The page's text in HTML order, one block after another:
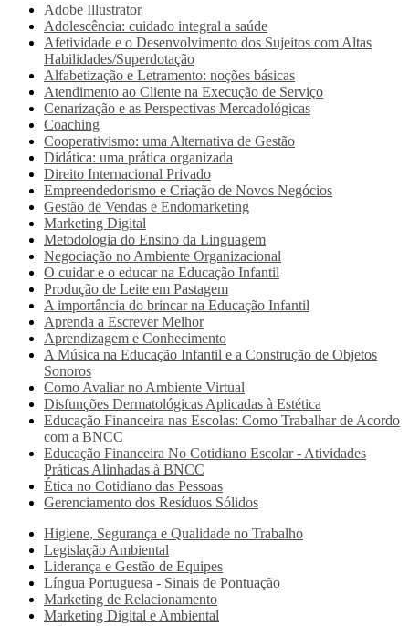
Adobe Illustrator
Adolescência: cuidado integral a saúde
Afetividade e o Desenvolvimento dos Sujeitos com Altas
Habilidades/Superdotação
Alfabetização e Letramento: noções básicas
Atendimento ao Cliente na Execução de Serviço
Cenarização e as Perspectivas Mercadológicas
Coaching
Cooperativismo: uma Alternativa de Gestão
Didática: uma prática organizada
Direito Internacional Privado
Empreendedorismo e Criação de Novos Negócios
Gestão de Vendas e Endomarketing
Marketing Digital
Metodologia do Ensino da Linguagem
Negociação no Ambiente Organizacional
O cuidar e o educar na Educação Infantil
Produção de Leite em Pastagem
A importância do brincar na Educação Infantil
Aprenda a Escrever Melhor
Aprendizagem e Conhecimento
A Música na Educação Infantil e a Construção de Objetos
Sonoros
Como Avaliar no Ambiente Virtual
Disfunções Dermatológicas Aplicadas à Estética
Educação Financeira nas Escolas: Como Trabalhar de Acordo
com a BNCC
Educação Financeira No Cotidiano Escolar - Atividades
Práticas Alinhadas à BNCC
Ética no Cotidiano das Pessoas
Gerenciamento dos Resíduos Sólidos
Higiene, Segurança e Qualidade no Trabalho
Legislação Ambiental
Liderança e Gestão de Equipes
Língua Portuguesa - Sinais de Pontuação
Marketing de Relacionamento
Marketing Digital e Ambiental